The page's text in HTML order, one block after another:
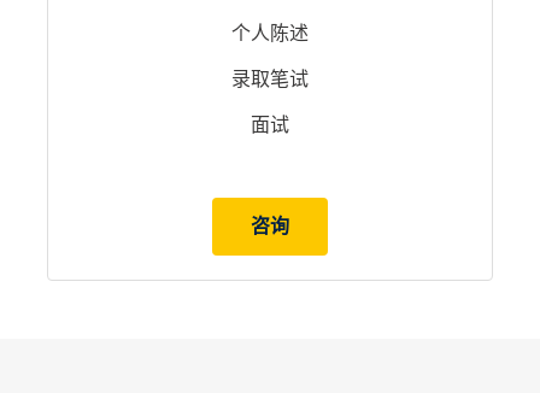
个人陈述
录取笔试
面试
咨询